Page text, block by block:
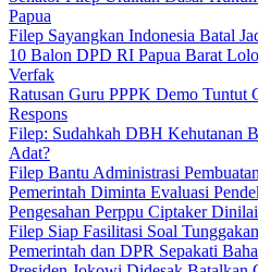
Papua
Filep Sayangkan Indonesia Batal
10 Balon DPD RI Papua Barat
Verfak
Ratusan Guru PPPK Demo Tuntut
Respons
Filep: Sudahkah DBH Kehutanan
Adat?
Filep Bantu Administrasi
Pemerintah Diminta Evaluasi
Pengesahan Perppu Ciptaker
Filep Siap Fasilitasi Soal
Pemerintah dan DPR Sepakati